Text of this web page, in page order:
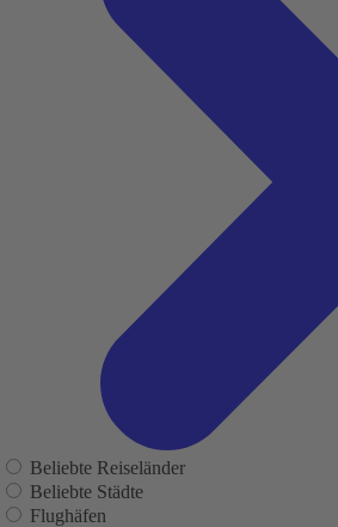
Beliebte Reiseländer
Beliebte Städte
Flughäfen